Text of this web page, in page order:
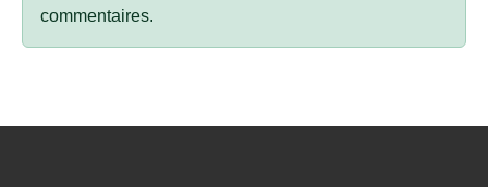
commentaires.